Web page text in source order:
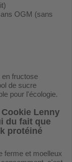
OGM (sans
en fructose
de sucre
pour l'écologie.
Lenny
du fait que
protéiné
ferme et moelleux